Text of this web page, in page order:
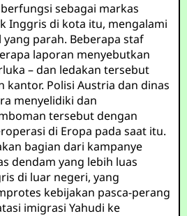
sebagai markas
Inggris di kota itu, mengalami
parah. Beberapa staf
laporan menyebutkan
– dan ledakan tersebut
kantor. Polisi Austria dan dinas
menyelidiki dan
tersebut dengan
di Eropa pada saat itu.
bagian dari kampanye
dendam yang lebih luas
di luar negeri, yang
kebijakan pasca-perang
imigrasi Yahudi ke